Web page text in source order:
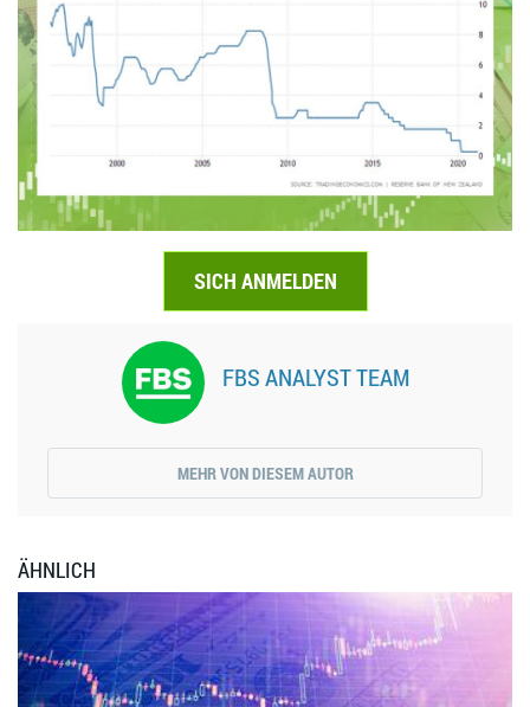
SICH ANMELDEN
FBS ANALYST TEAM
MEHR VON DIESEM AUTOR
ÄHNLICH